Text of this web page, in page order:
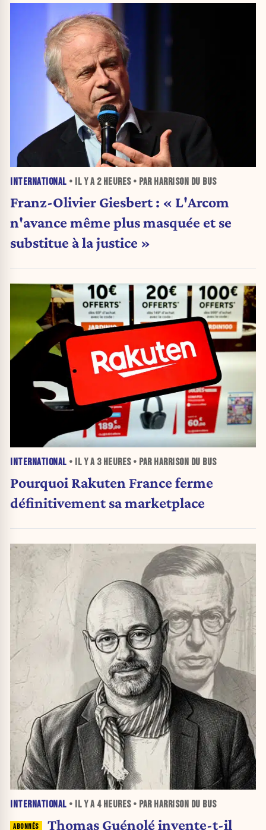
INTERNATIONAL • IL Y A 2 HEURES• PAR HARRISON DU BUS
Franz-Olivier Giesbert : « L'Arcom
n'avance même plus masquée et se
substitue à la justice »
INTERNATIONAL • IL Y A 3 HEURES• PAR HARRISON DU BUS
Pourquoi Rakuten France ferme
définitivement sa marketplace
INTERNATIONAL • IL Y A 4 HEURES• PAR HARRISON DU BUS
Thomas Guénolé invente-t-il